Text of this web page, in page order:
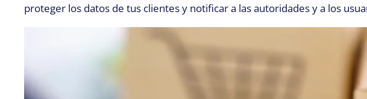
proteger los datos de tus clientes y notificar a las autoridades y a los